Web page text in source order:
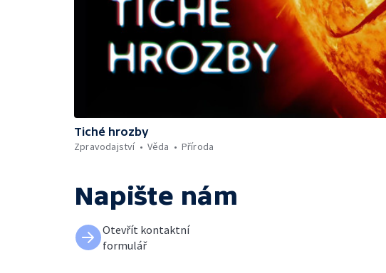
Tiché hrozby
Zpravodajství
Věda Příroda
Napište nám
Otevřít kontaktní
formulář